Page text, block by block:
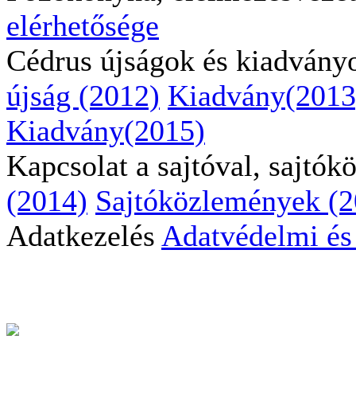
elérhetősége
Cédrus újságok és
újság (2012)
Kiadvány(2015)
Kapcsolat a sajtóval,
(2014) Sajtóközlemények
Adatkezelés Adatvédelmi